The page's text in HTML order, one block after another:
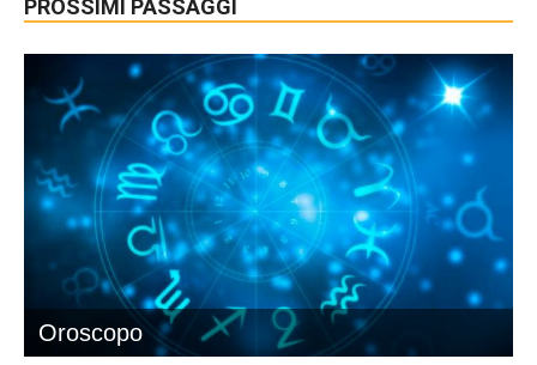
PROSSIMI PASSAGGI
Oroscopo